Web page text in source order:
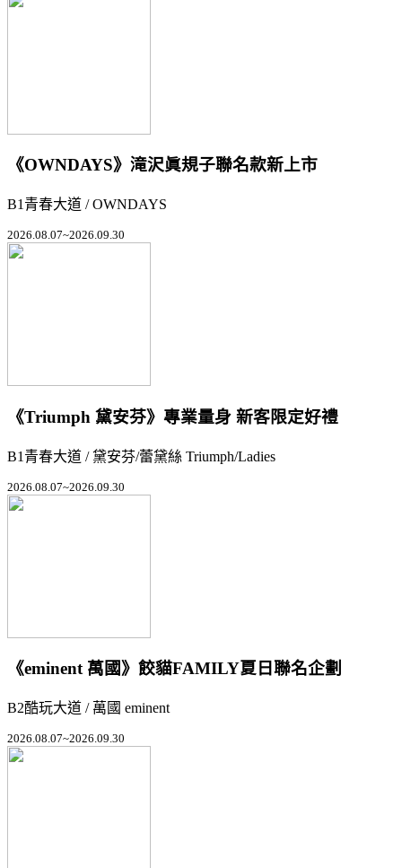
《OWNDAYS》滝沢眞規子聯名款新上市
B1青春大道 / OWNDAYS
2026.08.07~2026.09.30
《Triumph 黛安芬》專業量身 新客限定好禮
B1青春大道 / 黛安芬/蕾黛絲 Triumph/Ladies
2026.08.07~2026.09.30
《eminent 萬國》餃貓FAMILY夏日聯名企劃
B2酷玩大道 / 萬國 eminent
2026.08.07~2026.09.30